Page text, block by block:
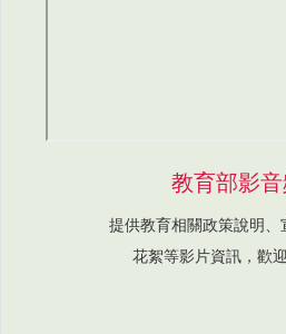
教育部影
提供教育相關政策說明、
花絮等影片資訊，歡